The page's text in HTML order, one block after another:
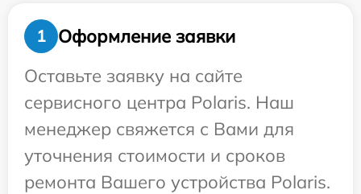
1
Оформление заявки
Оставьте заявку на сайте
сервисного центра Polaris. Наш
менеджер свяжется с Вами для
уточнения стоимости и сроков
ремонта Вашего устройства Polaris.